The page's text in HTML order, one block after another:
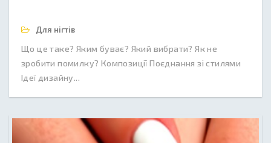
Для нігтів
Що це таке? Яким буває? Який вибрати? Як не
зробити помилку? Композиції Поєднання зі стилями
Ідеї дизайну...